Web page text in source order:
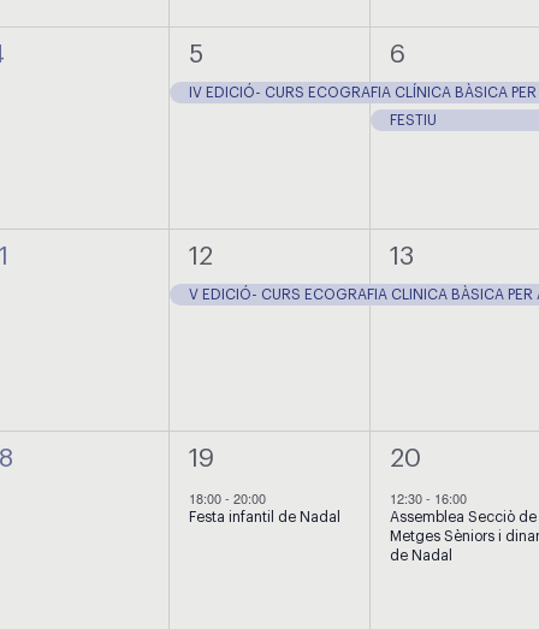
esdeveniments,
1
esdeveniment,
5
IV EDICIÓ- CURS ECOGRAFIA CLÍNICA BÀSICA
2
6
FESTIU
esdeveniments,
1
esdeveniment,
12
V EDICIÓ- CURS ECOGRAFIA CLINICA BÀSICA PER
113
1
esdeveniment,
19
18:00-20:00
Festa infantil de Nadal
1
20
12:30- 16:00
Assemblea Secciò de
Metges Sèniors i dinar
de Nadal